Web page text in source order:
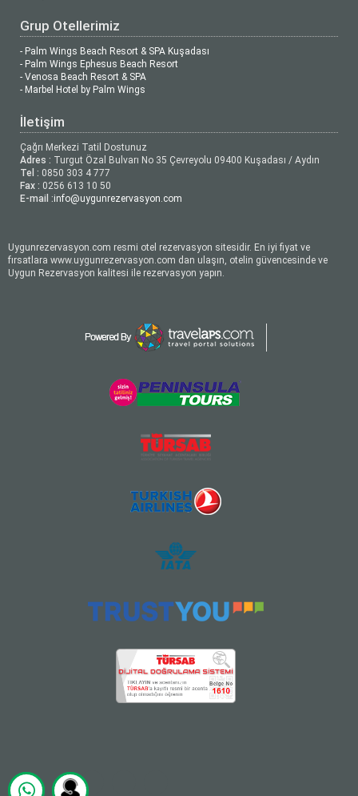
Grup Otellerimiz
- Palm Wings Beach Resort & SPA Kuşadası
- Palm Wings Ephesus Beach Resort
- Venosa Beach Resort & SPA
- Marbel Hotel by Palm Wings
İletişim
Çağrı Merkezi Tatil Dostunuz
Adres : Turgut Özal Bulvarı No 35 Çevreyolu 09400 Kuşadası / Aydın
Tel : 0850 303 4 777
Fax : 0256 613 10 50
E-mail :info@uygunrezervasyon.com
Uygunrezervasyon.com resmi otel rezervasyon sitesidir. En iyi fiyat ve
fırsatlara www.uygunrezervasyon.com dan ulaşın, otelin güvencesinde ve
Uygun Rezervasyon kalitesi ile rezervasyon yapın.